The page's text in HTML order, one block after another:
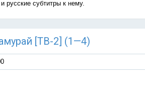
русские субтитры к нему.
[ТВ-2] (1—4)